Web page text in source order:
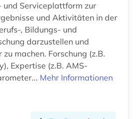
europäische gemeinschaft (1)
europäische gemeinschaften (1)
europäische geschichte (1)
und Serviceplattform zur
und Aktivitäten in der
darzustellen und
Forschung (z.B.
Expertise (z.B. AMS-
Mehr Informationen